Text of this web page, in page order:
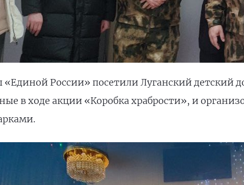
«Единой России» посетили Луганский детский
в ходе акции «Коробка храбрости», и